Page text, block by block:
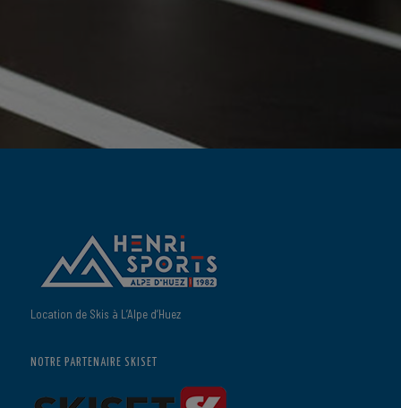
Location de Skis à L’Alpe d’Huez
NOTRE PARTENAIRE SKISET